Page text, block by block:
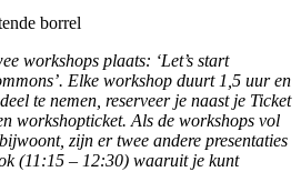
borrel
workshops plaats: ‘Let’s start
Elke workshop duurt 1,5 uur en
te nemen, reserveer je naast je Ticket
workshopticket. Als de workshops vol
zijn er twee andere presentaties
(11:15 – 12:30) waaruit je kunt